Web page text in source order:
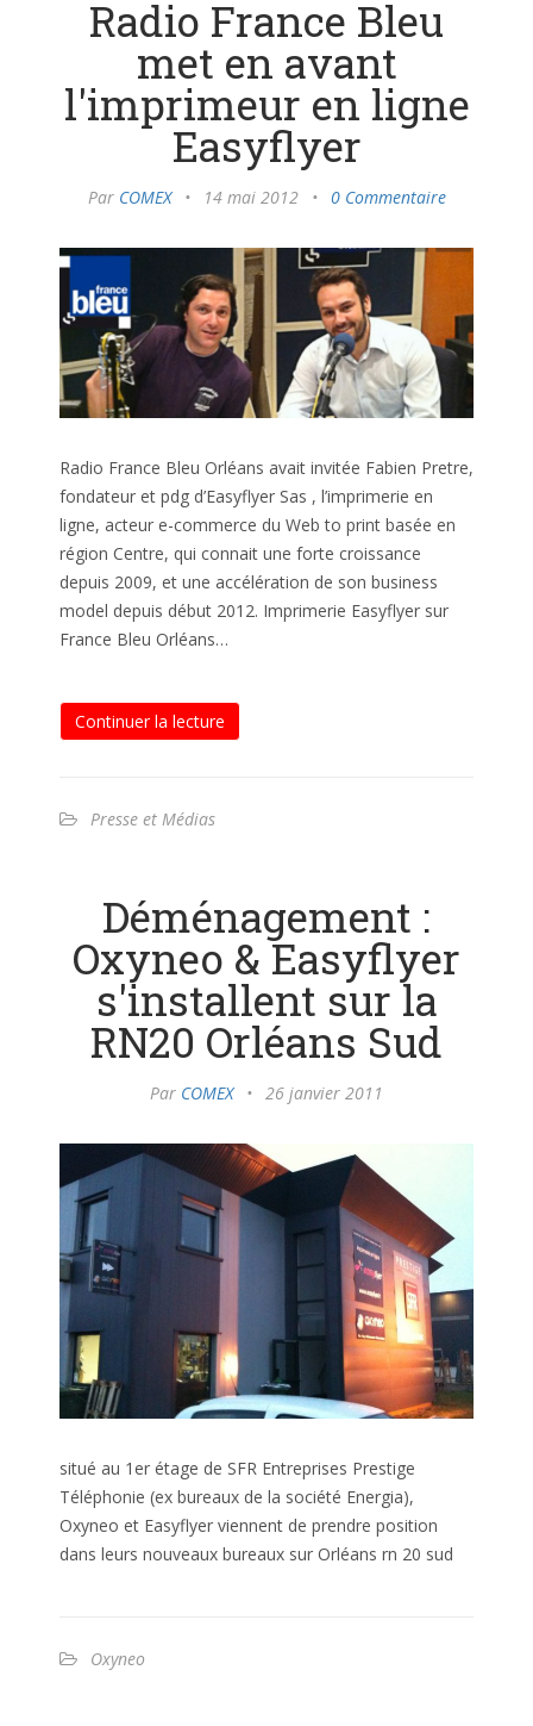
Radio France Bleu
met en avant
l'imprimeur en ligne
Easyflyer
Par COMEX • 14 mai 2012 • 0 Commentaire
Radio France Bleu Orléans avait invitée Fabien Pretre,
fondateur et pdg d’Easyflyer Sas , l’imprimerie en
ligne, acteur e-commerce du Web to print basée en
région Centre, qui connait une forte croissance
depuis 2009, et une accélération de son business
model depuis début 2012. Imprimerie Easyflyer sur
France Bleu Orléans…
Continuer la lecture
Presse et Médias
Déménagement :
Oxyneo & Easyflyer
s'installent sur la
RN20 Orléans Sud
Par COMEX • 26 janvier 2011
situé au 1er étage de SFR Entreprises Prestige
Téléphonie (ex bureaux de la société Energia),
Oxyneo et Easyflyer viennent de prendre position
dans leurs nouveaux bureaux sur Orléans rn 20 sud
Oxyneo